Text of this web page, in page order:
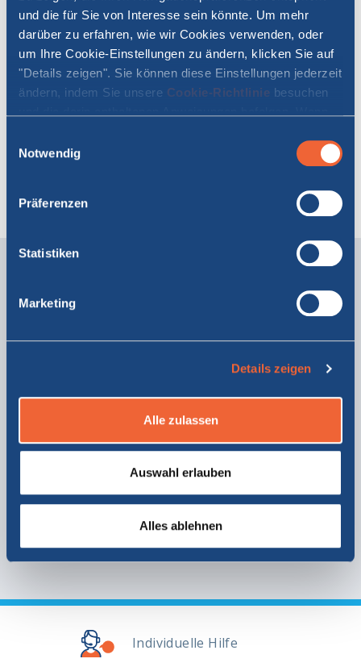
und die für Sie von Interesse sein könnte. Um mehr
darüber zu erfahren, wie wir Cookies verwenden, oder
um Ihre Cookie-Einstellungen zu ändern, klicken Sie auf
"Details zeigen". Sie können diese Einstellungen jederzeit
ändern, indem Sie unsere Cookie-Richtlinie besuchen
erklären Sie sich damit einverstanden, dass Cookies auf
Notwendig
Präferenzen
Statistiken
Marketing
Details zeigen
Alle zulassen
Auswahl erlauben
Alles ablehnen
profitieren Moby-Kunden, die Club Esse-Unterkünfte
über die offizielle Website mobylines.de buchen,von
speziellen,günstigen Tarifen .
Buchen Sie Club Esse auf mobylines.de und lassen Sie
sich zu einem sorgenfreien Urlaub entführen: Sonne,
Meer und Spaß erwarten Sie.
Alle unsere Reiseziele
Sardinien
Lesen Sie Mehr
Individuelle Hilfe